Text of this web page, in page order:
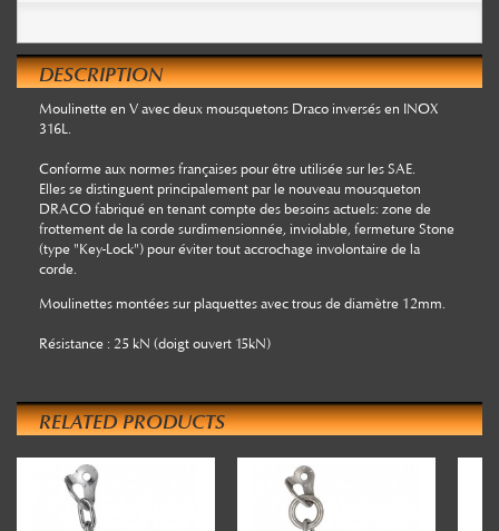
DESCRIPTION
Moulinette en V avec deux mousquetons Draco inversés en INOX
316L.
Conforme aux normes françaises pour être utilisée sur les SAE.
Elles se distinguent principalement par le nouveau mousqueton
DRACO fabriqué en tenant compte des besoins actuels: zone de
frottement de la corde surdimensionnée, inviolable, fermeture Stone
(type "Key-Lock") pour éviter tout accrochage involontaire de la
corde.
Moulinettes montées sur plaquettes avec trous de diamètre 12mm.
Résistance : 25 kN (doigt ouvert 15kN)
RELATED PRODUCTS